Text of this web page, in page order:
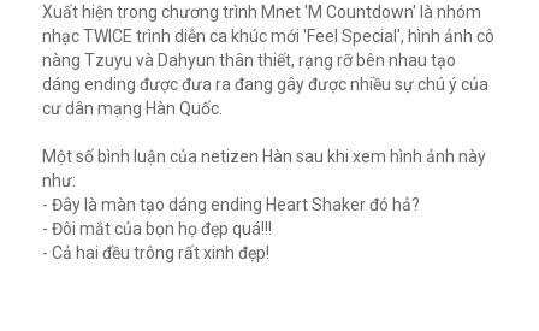
Xuất hiện trong chương trình Mnet 'M Countdown' là nhóm
nhạc TWICE trình diễn ca khúc mới 'Feel Special', hình ảnh cô
nàng Tzuyu và Dahyun thân thiết, rạng rỡ bên nhau tạo
dáng ending được đưa ra đang gây được nhiều sự chú ý của
cư dân mạng Hàn Quốc.
Một số bình luận của netizen Hàn sau khi xem hình ảnh này
như:
- Đây là màn tạo dáng ending Heart Shaker đó hả?
- Đôi mắt của bọn họ đẹp quá!!!
- Cả hai đều trông rất xinh đẹp!